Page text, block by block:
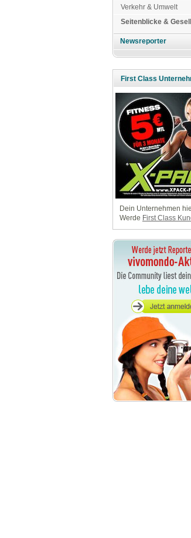
Verkehr & Umwelt
Seitenblicke &
Newsreporter
First Class
Dein Unternehmen
Werde First Class